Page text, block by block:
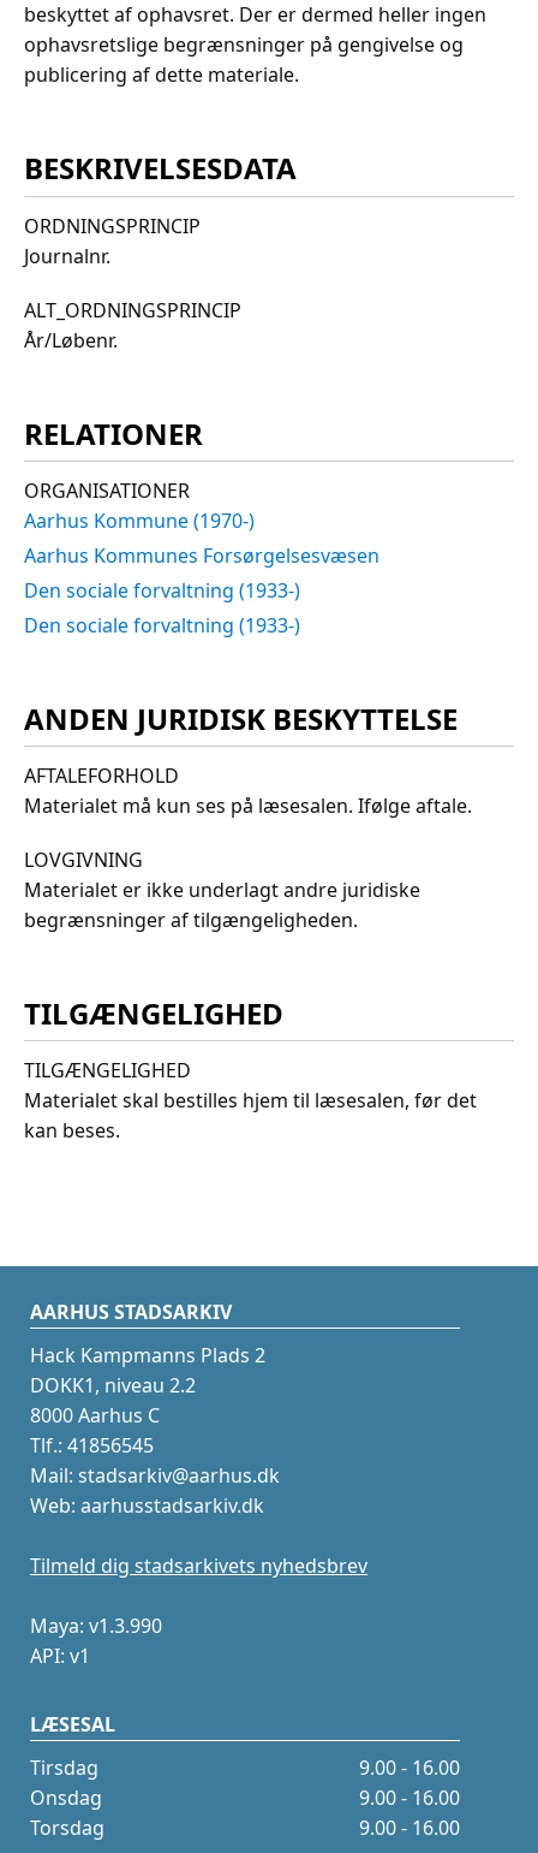
beskyttet af ophavsret. Der er dermed heller ingen
ophavsretslige begrænsninger på gengivelse og
publicering af dette materiale.
BESKRIVELSESDATA
ORDNINGSPRINCIP
Journalnr.
ALT_ORDNINGSPRINCIP
År/Løbenr.
RELATIONER
ORGANISATIONER
Aarhus Kommune (1970-)
Aarhus Kommunes Forsørgelsesvæsen
Den sociale forvaltning (1933-)
Den sociale forvaltning (1933-)
ANDEN JURIDISK BESKYTTELSE
AFTALEFORHOLD
Materialet må kun ses på læsesalen. Ifølge aftale.
LOVGIVNING
Materialet er ikke underlagt andre juridiske
begrænsninger af tilgængeligheden.
TILGÆNGELIGHED
TILGÆNGELIGHED
Materialet skal bestilles hjem til læsesalen, før det
kan beses.
AARHUS STADSARKIV
Hack Kampmanns Plads 2
DOKK1, niveau 2.2
8000 Aarhus C
Tlf.: 41856545
Mail: stadsarkiv@aarhus.dk
Web: aarhusstadsarkiv.dk
Tilmeld dig stadsarkivets nyhedsbrev
Maya: v1.3.990
API: v1
LÆSESAL
Tirsdag
9.00 - 16.00
Onsdag
9.00 - 16.00
Torsdag
9.00 - 16.00